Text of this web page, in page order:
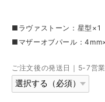
■ラヴァストーン：星型×1
■マザーオブパール：
ご注文後の発送日｜5-7営